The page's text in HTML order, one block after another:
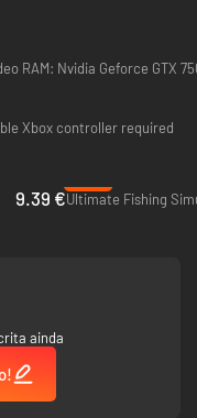
RAM: Nvidia Geforce GTX
Xbox controller required
9.39 €Ultimate Fishing
ainda